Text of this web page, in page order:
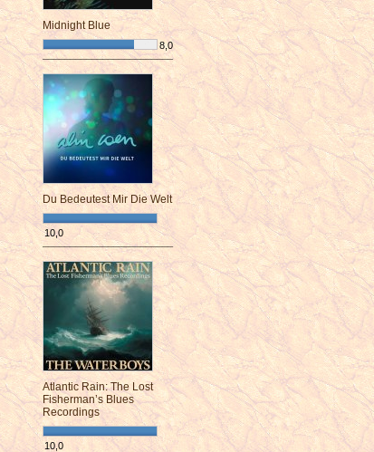
Midnight Blue
8,0
¯¯¯¯¯¯¯¯¯¯¯¯¯¯¯¯¯¯¯¯¯¯¯¯
Du Bedeutest Mir Die Welt
10,0
¯¯¯¯¯¯¯¯¯¯¯¯¯¯¯¯¯¯¯¯¯¯¯¯
Atlantic Rain: The Lost
Fisherman’s Blues
Recordings
10,0